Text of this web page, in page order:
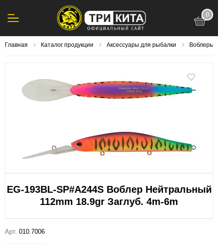
0
Главная Каталог продукции Аксессуары для рыбалки Воблеры
EG-193BL-SP#A244S Воблер Нейтральный
112mm 18.9gr Заглуб. 4m-6m
Арт. 010.7006